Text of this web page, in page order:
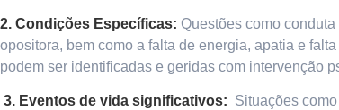
2. Condições Específicas: Questões como
opositora, bem como a falta de energia, apatia e
podem ser identificadas e geridas com intervenção
3. Eventos de vida significativos: Situações